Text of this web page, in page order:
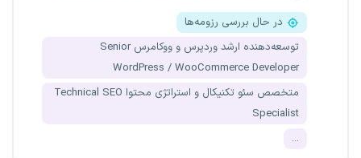
در حال بررسی رزومه‌ها
توسعه‌دهنده ارشد وردپرس و ووکامرس Senior
WordPress / WooCommerce Developer
متخصص سئو تکنیکال و استراتژی محتوا Technical SEO
Specialist
...